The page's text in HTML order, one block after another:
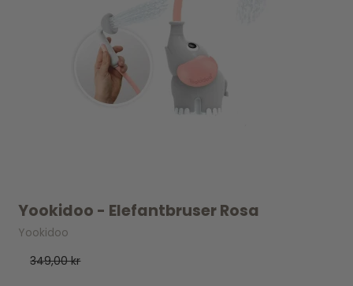
Yookidoo - Elefantbruser Rosa
Yookidoo
349,00 kr